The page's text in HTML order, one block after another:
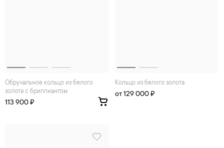
Обручальное кольцо из белого
золота с бриллиантом
113 900 ₽
Кольцо из белого золота
от 129 000 ₽